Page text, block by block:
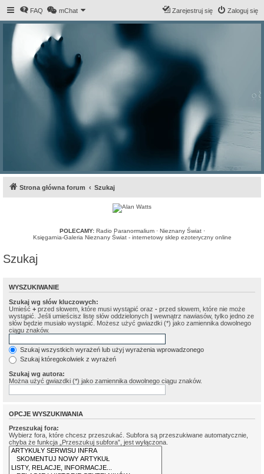
FAQ mChat Zaloguj się
Zarejestruj się
Strona główna forum Szukaj
POLECAMY: Radio Paranormalium· Nieznany Świat·
Księgarnia-Galeria Nieznany Świat - internetowy sklep ezoteryczny online
Szukaj
WYSZUKIWANIE
Szukaj wg słów kluczowych:
Umieść + przed słowem, które musi wystąpić oraz - przed słowem, które nie może
wystąpić. Jeśli umieścisz listę słów oddzielonych | wewnątrz nawiasów, tylko jedno ze
słów będzie musiało wystąpić. Możesz użyć gwiazdki (*) jako zamiennika dowolnego
ciągu znaków.
Szukaj wszystkich wyrażeń lub użyj wyrażenia wprowadzonego
Szukaj któregokolwiek z wyrażeń
Szukaj wg autora:
Można użyć gwiazdki (*) jako zamiennika dowolnego ciągu znaków.
OPCJE WYSZUKIWANIA
Przeszukaj fora:
Wybierz fora, które chcesz przeszukać. Subfora są przeszukiwane automatycznie,
chyba że funkcja „Przeszukuj subfora”, jest wyłączona.